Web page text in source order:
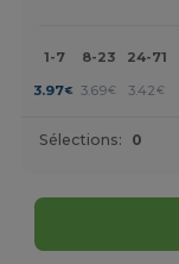
1-7 8-23 24-71
3.97€ 3.69€ 3.42 €
Sélections: 0